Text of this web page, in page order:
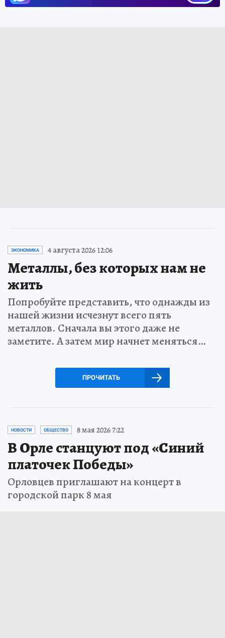
ЭКОНОМИКА 4 августа 2026 12:06
Металлы, без которых нам не
жить
Попробуйте представить, что однажды из
нашей жизни исчезнут всего пять
металлов. Сначала вы этого даже не
заметите. А затем мир начнет меняться…
ПРОЧИТАТЬ
НОВОСТИ ОБЩЕСТВО 8 мая 2026 7:22
В Орле станцуют под «Синий
платочек Победы»
Орловцев приглашают на концерт в
городской парк 8 мая